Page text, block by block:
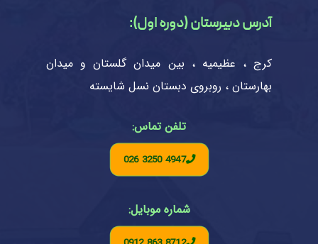
آدرس دبیرستان (دوره اول):
کرج ، عظیمیه ، بین میدان گلستان و میدان
بهارستان ، روبروی دبستان نسل شایسته
تلفن تماس:
026 3250 4947
شماره موبایل: